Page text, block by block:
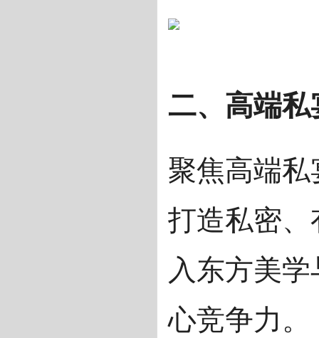
二、高端
聚焦高端
打造私密
入东方美
心竞争力。